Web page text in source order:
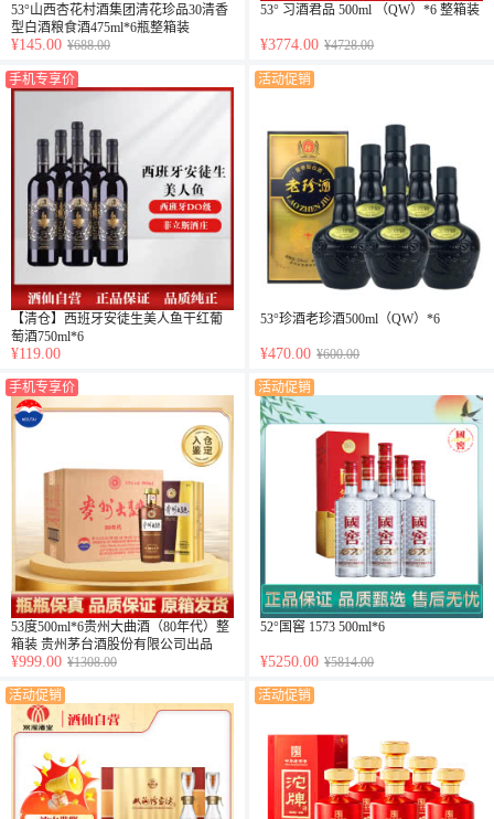
53°山西杏花村酒集团清花珍品30清香
型白酒粮食酒475ml*6瓶整箱装
¥145.00 ¥688.00
53° 习酒君品 500ml （QW）*6 整箱装
¥3774.00 ¥4728.00
手机专享价
【清仓】西班牙安徒生美人鱼干红葡
萄酒750ml*6
¥119.00
活动促销
53°珍酒老珍酒500ml（QW）*6
¥470.00 ¥600.00
手机专享价
53度500ml*6贵州大曲酒（80年代）整
箱装 贵州茅台酒股份有限公司出品
¥999.00 ¥1308.00
活动促销
52°国窖 1573 500ml*6
¥5250.00 ¥5814.00
活动促销 活动促销